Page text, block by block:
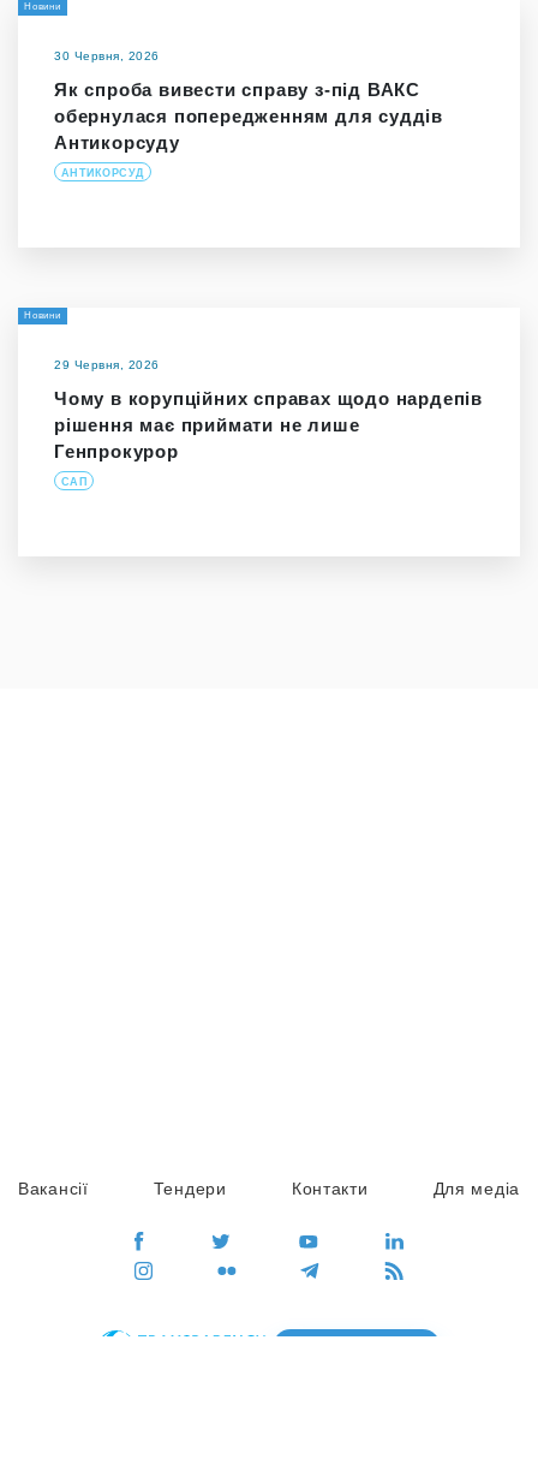
Новини
30 Червня, 2026
Як спроба вивести справу з-під ВАКС
обернулася попередженням для суддів
Антикорсуду
АНТИКОРСУД
Новини
29 Червня, 2026
Чому в корупційних справах щодо нардепів
рішення має приймати не лише
Генпрокурор
САП
Вакансії Тендери Контакти Для медіа